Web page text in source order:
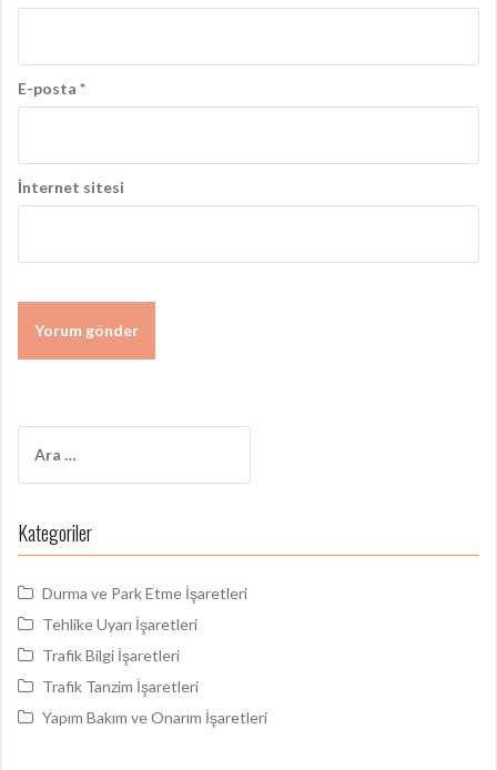
E-posta *
İnternet sitesi
Kategoriler
Durma ve Park Etme İşaretleri
Tehlike Uyarı İşaretleri
Trafik Bilgi İşaretleri
Trafik Tanzim İşaretleri
Yapım Bakım ve Onarım İşaretleri